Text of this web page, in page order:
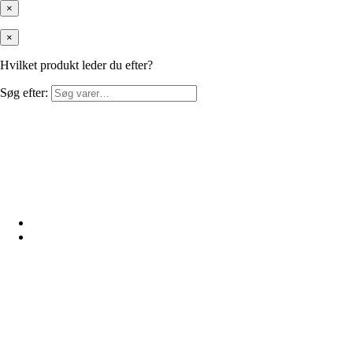
×
×
Hvilket produkt leder du efter?
Søg efter: